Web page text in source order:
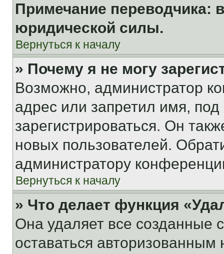
Примечание переводчика:
юридической силы.
Вернуться к началу
» Почему я не могу
Возможно, администратор
адрес или запретил имя,
зарегистрироваться. Он
новых пользователей.
администратору
Вернуться к началу
» Что делает функция
Она удаляет все созданные
оставаться